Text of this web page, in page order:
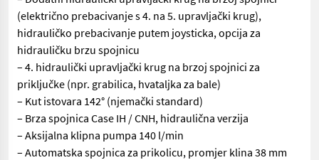
(električno prebacivanje s 4. na 5. upravljački krug),
hidrauličko prebacivanje putem joysticka, opcija za
hidrauličku brzu spojnicu
– 4. hidraulički upravljački krug na brzoj spojnici za
priključke (npr. grabilica, hvataljka za bale)
– Kut istovara 142° (njemački standard)
– Brza spojnica Case IH / CNH, hidraulična verzija
– Aksijalna klipna pumpa 140 l/min
– Automatska spojnica za prikolicu, promjer klina 38 mm